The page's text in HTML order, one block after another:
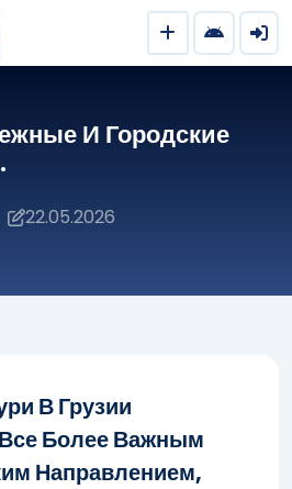
И Городские
22.05.2026
В Грузии
Более Важным
Направлением,